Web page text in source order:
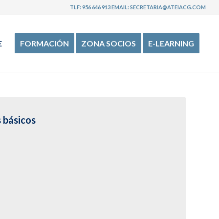
TLF:956 646 913EMAIL:SECRETARIA@ATEIACG.COM
FORMACIÓN ZONA SOCIOS E-LEARNING